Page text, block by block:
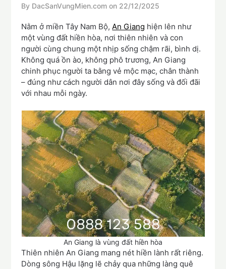
By DacSanVungMien.com on 22/12/2025
Nằm ở miền Tây Nam Bộ,An Giang hiện lên như
một vùng đất hiền hòa, nơi thiên nhiên và con
người cùng chung một nhịp sống chậm rãi, bình dị.
Không quá ồn ào, không phô trương, An Giang
chinh phục người ta bằng vẻ mộc mạc, chân thành
– đúng như cách người dân nơi đây sống và đối đãi
với nhau mỗi ngày.
An Giang là vùng đất hiền hòa
Thiên nhiên An Giang mang nét hiền lành rất riêng.
Dòng sông Hậu lặng lẽ chảy qua những làng quê